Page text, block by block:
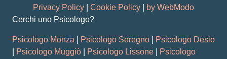
Privacy Policy
Cookie Policy
by WebModo
Cerchi uno Psicologo?
Psicologo Monza Psicologo Seregno
Psicologo Desio
Psicologo Muggiò Psicologo Lissone Psicologo